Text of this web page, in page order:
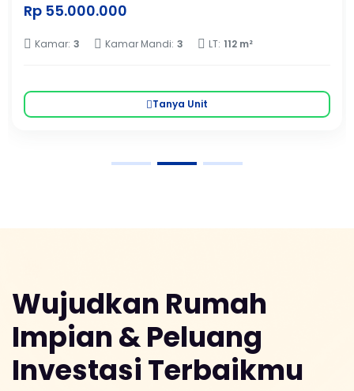
Rp 55.000.000
Kamar: 3 Kamar Mandi: 3 LT: 112 m²
Tanya Unit
Wujudkan Rumah
Impian & Peluang
Investasi Terbaikmu